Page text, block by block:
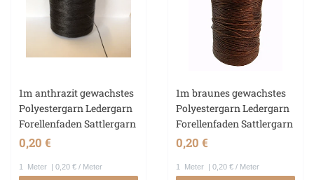
1m anthrazit gewachstes
Polyestergarn Ledergarn
Forellenfaden Sattlergarn
0,20 €
1 Meter | 0,20 € / Meter
1m braunes gewachstes
Polyestergarn Ledergarn
Forellenfaden Sattlergarn
0,20 €
1 Meter | 0,20 € / Meter